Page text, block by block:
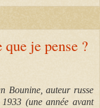
je pense ?
Bounine, auteur russe
(une année avant